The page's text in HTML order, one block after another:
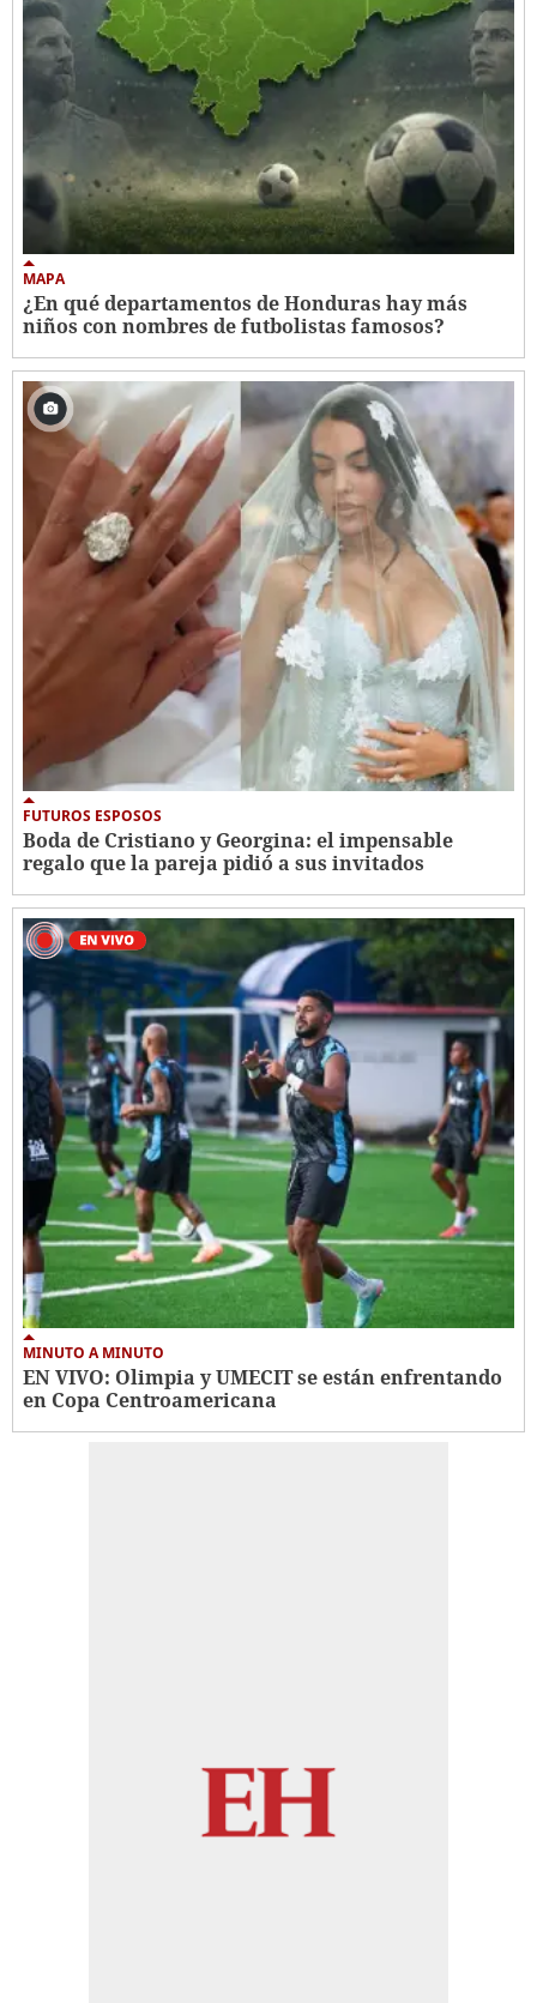
MAPA
¿En qué departamentos de Honduras hay más
niños con nombres de futbolistas famosos?
FUTUROS ESPOSOS
Boda de Cristiano y Georgina: el impensable
regalo que la pareja pidió a sus invitados
MINUTO A MINUTO
EN VIVO: Olimpia y UMECIT se están enfrentando
en Copa Centroamericana